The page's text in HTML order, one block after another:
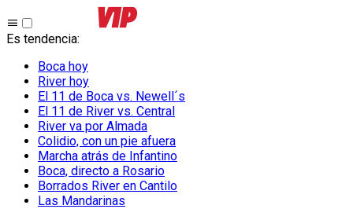
Es tendencia:
Boca hoy
River hoy
El 11 de Boca vs. Newell´s
El 11 de River vs. Central
River va por Almada
Colidio, con un pie afuera
Marcha atrás de Infantino
Boca, directo a Rosario
Borrados River en Cantilo
Las Mandarinas